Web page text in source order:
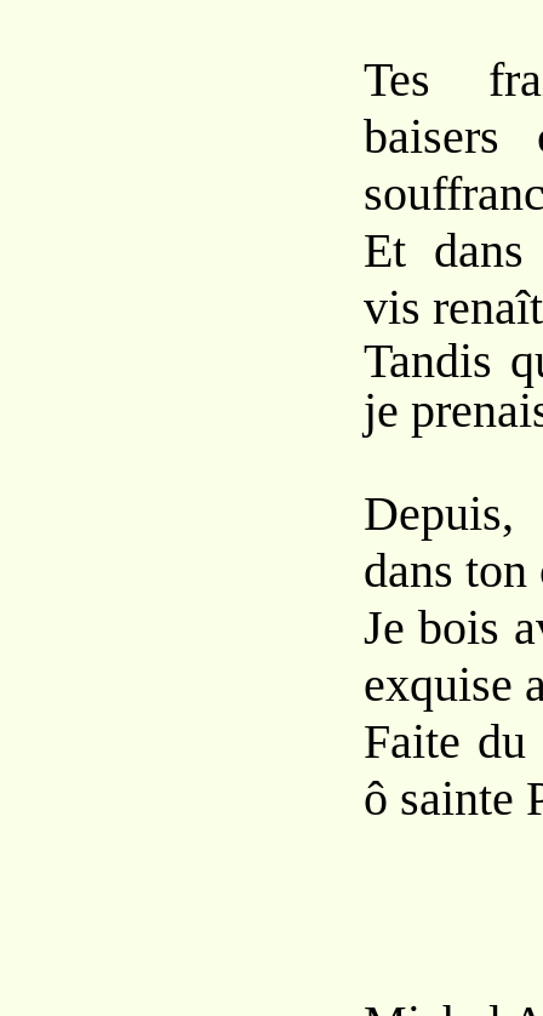
Tes
baisers
Et
vis
Tandis
je
dans ton
Je bois
exquise
Faite du
ô sainte